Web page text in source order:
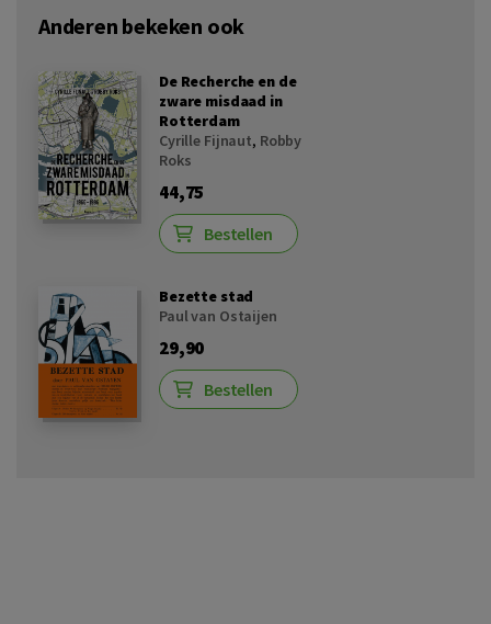
Anderen bekeken ook
De Recherche en de
zware misdaad in
Rotterdam
Cyrille Fijnaut, Robby
Roks
44,75
Bestellen
Bezette stad
Paul van Ostaijen
29,90
Bestellen